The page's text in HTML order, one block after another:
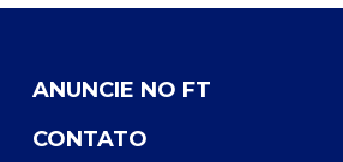
ANUNCIE NO FT
CONTATO